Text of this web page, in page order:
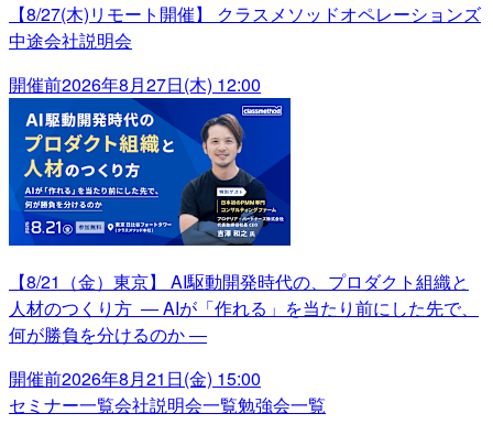
【8/27(木)リモート開催】 クラスメソッドオペレーションズ
中途会社説明会
開催前2026年8月27日(木) 12:00
【8/21（金）東京】 AI駆動開発時代の、プロダクト組織と
人材のつくり方 ― AIが「作れる」を当たり前にした先で、
何が勝負を分けるのか ―
開催前2026年8月21日(金) 15:00
セミナー一覧会社説明会一覧勉強会一覧